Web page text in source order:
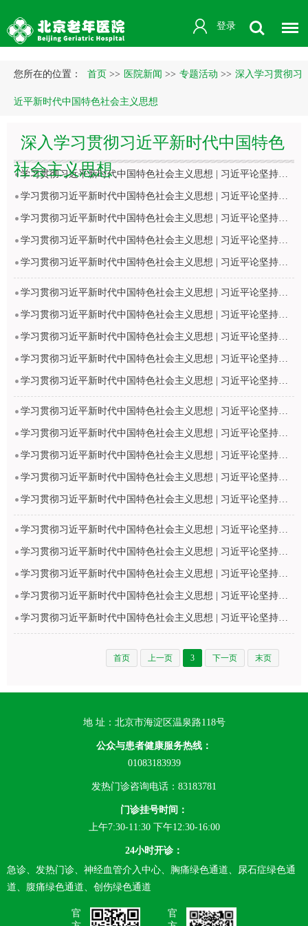
登录
您所在的位置： 首页 >> 医院新闻 >> 专题活动 >> 深入学习贯彻习
近平新时代中国特色社会主义思想
深入学习贯彻习近平新时代中国特色
社会主义思想
学习贯彻习近平新时代中国特色社会主义思想 | 习近平论坚持和发展中国特色社会主义
学习贯彻习近平新时代中国特色社会主义思想 | 习近平论坚持和发展中国特色社会主义
学习贯彻习近平新时代中国特色社会主义思想 | 习近平论坚持和发展中国特色社会主义
学习贯彻习近平新时代中国特色社会主义思想 | 习近平论坚持和发展中国特色社会主义
学习贯彻习近平新时代中国特色社会主义思想 | 习近平论坚持和发展中国特色社会主义
学习贯彻习近平新时代中国特色社会主义思想 | 习近平论坚持和发展中国特色社会主义
学习贯彻习近平新时代中国特色社会主义思想 | 习近平论坚持和发展中国特色社会主义
学习贯彻习近平新时代中国特色社会主义思想 | 习近平论坚持和发展中国特色社会主义
学习贯彻习近平新时代中国特色社会主义思想 | 习近平论坚持和发展中国特色社会主义
学习贯彻习近平新时代中国特色社会主义思想 | 习近平论坚持和发展中国特色社会主义
学习贯彻习近平新时代中国特色社会主义思想 | 习近平论坚持和发展中国特色社会主义
学习贯彻习近平新时代中国特色社会主义思想 | 习近平论坚持和发展中国特色社会主义
学习贯彻习近平新时代中国特色社会主义思想 | 习近平论坚持和发展中国特色社会主义
学习贯彻习近平新时代中国特色社会主义思想 | 习近平论坚持和发展中国特色社会主义
学习贯彻习近平新时代中国特色社会主义思想 | 习近平论坚持和发展中国特色社会主义
学习贯彻习近平新时代中国特色社会主义思想 | 习近平论坚持和发展中国特色社会主义
学习贯彻习近平新时代中国特色社会主义思想 | 习近平论坚持和发展中国特色社会主义
学习贯彻习近平新时代中国特色社会主义思想 | 习近平论坚持和发展中国特色社会主义
学习贯彻习近平新时代中国特色社会主义思想 | 习近平论坚持和发展中国特色社会主义
学习贯彻习近平新时代中国特色社会主义思想 | 习近平论坚持和发展中国特色社会主义
首页 上一页 3 下一页 末页
地 址：北京市海淀区温泉路118号
公众与患者健康服务热线：
01083183939
发热门诊咨询电话：83183781
门诊挂号时间：
上午7:30-11:30 下午12:30-16:00
24小时开诊：
急诊、发热门诊、神经血管介入中心、胸痛绿色通道、尿石症绿色通
道、腹痛绿色通道、创伤绿色通道
官
官